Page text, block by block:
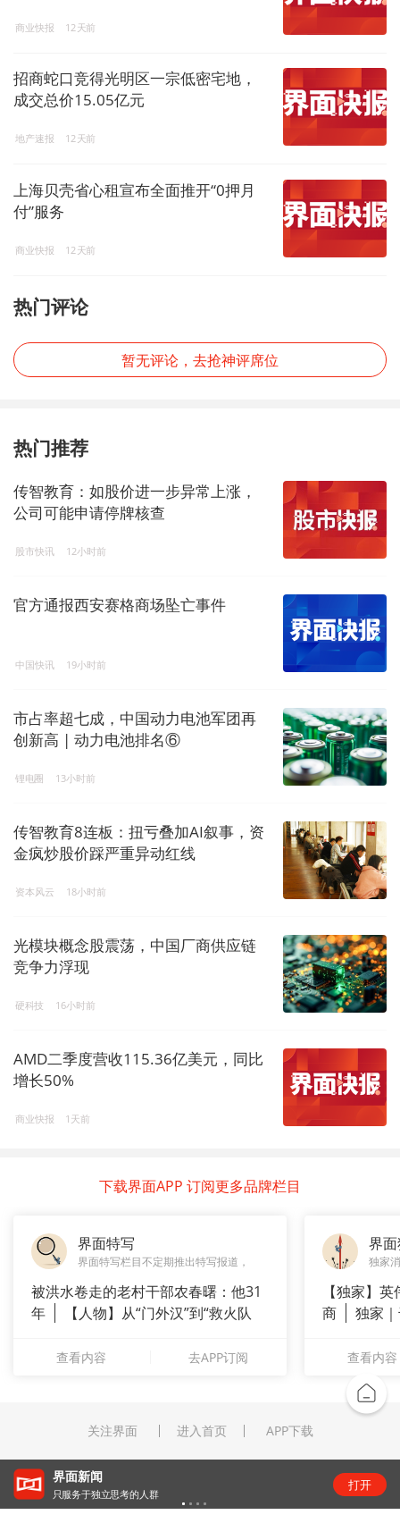
商业快报 12天前
招商蛇口竞得光明区一宗低密宅地，
成交总价15.05亿元
地产速报 12天前
上海贝壳省心租宣布全面推开“0押月
付”服务
商业快报 12天前
热门评论
暂无评论，去抢神评席位
热门推荐
传智教育：如股价进一步异常上涨，
公司可能申请停牌核查
股市快讯 12小时前
官方通报西安赛格商场坠亡事件
中国快讯 19小时前
市占率超七成，中国动力电池军团再
创新高 | 动力电池排名⑥
锂电圈 13小时前
传智教育8连板：扭亏叠加AI叙事，资
金疯炒股价踩严重异动红线
资本风云 18小时前
光模块概念股震荡，中国厂商供应链
竞争力浮现
硬科技 16小时前
AMD二季度营收115.36亿美元，同比
增长50%
商业快报 1天前
下载界面APP 订阅更多品牌栏目
界面特写
界面特写栏目不定期推出特写报道，
被洪水卷走的老村干部农春曙：他31
年
【人物】从“门外汉”到“救火队
查看内容 去APP订阅
界
独家
【独家】
商
独家
查看内容
关注界面 进入首页 APP下载
界面新闻
只服务于独立思考的人群
打开